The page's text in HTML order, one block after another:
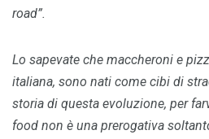
road”.
Lo sapevate che maccheroni e
italiana, sono nati come cibi di
storia di questa evoluzione, per
food non è una prerogativa